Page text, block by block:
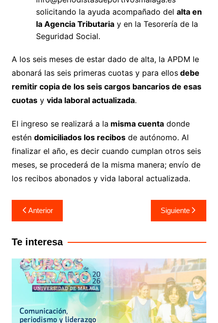
solicitando la ayuda acompañado del alta en
la Agencia Tributariay en la Tesorería de la
Seguridad Social.
A los seis meses de estar dado de alta, la APDM le
abonará las seis primeras cuotas y para ellosdebe
remitir copia de los seis cargos bancarios de esas
cuotasy vida laboral actualizada.
El ingreso se realizará a la misma cuentadonde
estén domiciliados los recibosde autónomo. Al
finalizar el año, es decir cuando cumplan otros seis
meses, se procederá de la misma manera; envío de
los recibos abonados y vida laboral actualizada.
Anterior Siguiente
Te interesa